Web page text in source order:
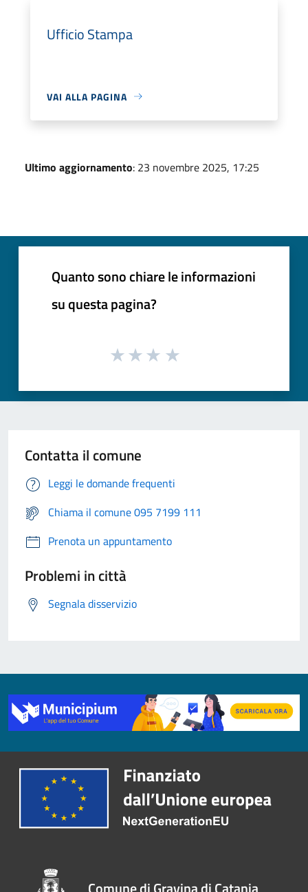
Ufficio Stampa
VAI ALLA PAGINA
Ultimo aggiornamento: 23 novembre 2025, 17:25
Quanto sono chiare le informazioni
su questa pagina?
Contatta il comune
Leggi le domande frequenti
Chiama il comune 095 7199 111
Prenota un appuntamento
Problemi in città
Segnala disservizio